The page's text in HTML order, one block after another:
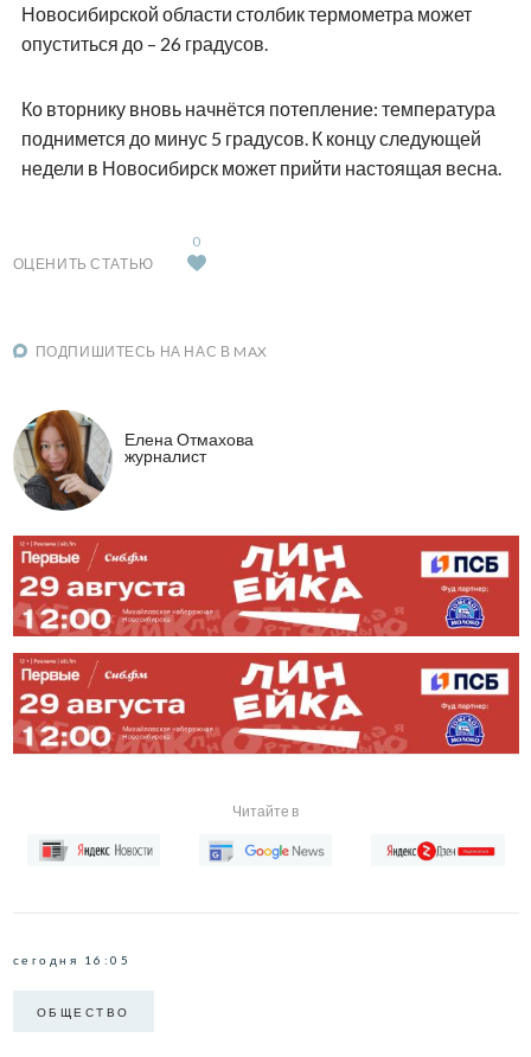
Новосибирской области столбик термометра может
опуститься до – 26 градусов.
Ко вторнику вновь начнётся потепление: температура
поднимется до минус 5 градусов. К концу следующей
недели в Новосибирск может прийти настоящая весна.
ОЦЕНИТЬ СТАТЬЮ
0
ПОДПИШИТЕСЬ НА НАС В MAX
Елена Отмахова
журналист
Читайте в
сегодня 16:05
ОБЩЕСТВО